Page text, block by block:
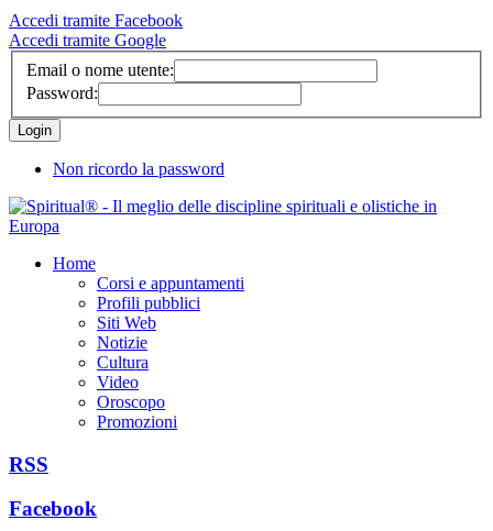
Accedi tramite Facebook
Accedi tramite Google
Email o nome utente:
Password:
Non ricordo la password
Home
Corsi e appuntamenti
Profili pubblici
Siti Web
Notizie
Cultura
Video
Oroscopo
Promozioni
RSS
Facebook